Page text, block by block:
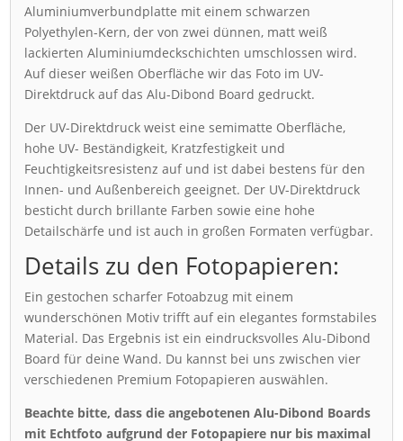
Aluminiumverbundplatte mit einem schwarzen
Polyethylen-Kern, der von zwei dünnen, matt weiß
lackierten Aluminiumdeckschichten umschlossen wird.
Auf dieser weißen Oberfläche wir das Foto im UV-
Direktdruck auf das Alu-Dibond Board gedruckt.
Der UV-Direktdruck weist eine semimatte Oberfläche,
hohe UV- Beständigkeit, Kratzfestigkeit und
Feuchtigkeitsresistenz auf und ist dabei bestens für den
Innen- und Außenbereich geeignet. Der UV-Direktdruck
besticht durch brillante Farben sowie eine hohe
Detailschärfe und ist auch in großen Formaten verfügbar.
Details zu den Fotopapieren:
Ein gestochen scharfer Fotoabzug mit einem
wunderschönen Motiv trifft auf ein elegantes formstabiles
Material. Das Ergebnis ist ein eindrucksvolles Alu-Dibond
Board für deine Wand. Du kannst bei uns zwischen vier
verschiedenen Premium Fotopapieren auswählen.
Beachte bitte, dass die angebotenen Alu-Dibond Boards
mit Echtfoto aufgrund der Fotopapiere nur bis maximal